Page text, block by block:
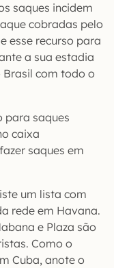
saques incidem
cobradas pelo
esse recurso para
a sua estadia
com todo o
para saques
caixa
saques em
um lista com
rede em Havana.
e Plaza são
Como o
Cuba, anote o